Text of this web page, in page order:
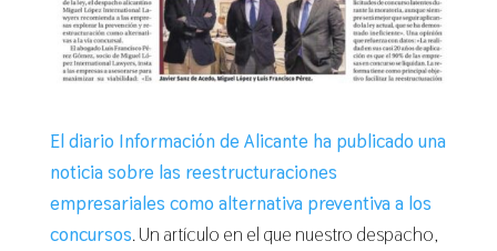
El diario Información de Alicante ha publicado una
noticia sobre las reestructuraciones
empresariales como alternativa preventiva a los
concursos. Un artículo en el que nuestro despacho,